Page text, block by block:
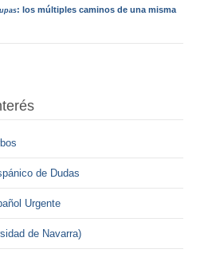
: los múltiples caminos de una misma
de Dudas
Urgente
de Navarra)